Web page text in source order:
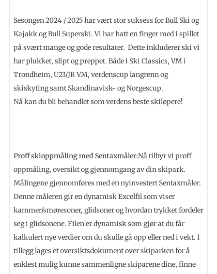
Sesongen 2024 / 2025 har vært stor suksess for Bull Ski og
Kajakk og Bull Superski. Vi har hatt en finger med i spillet
på svært mange og gode resultater. Dette inkluderer ski vi
har plukket, slipt og preppet. Både i Ski Classics, VM i
Trondheim, U23/JR VM, verdenscup langrenn og
skiskyting samt Skandinavisk- og Norgescup.
Nå kan du bli behandlet som verdens beste skiløpere!
Proff skioppmåling med Sentaxmåler:Nå tilbyr vi proff
oppmåling, oversikt og gjennomgang av din skipark.
Målingene gjennomføres med en nyinvestert Sentaxmåler.
Denne måleren gir en dynamisk Excelfil som viser
kammer/smøresoner, glidsoner og hvordan trykket fordeler
seg i glidsonene. Filen er dynamisk som gjør at du får
kalkulert nye verdier om du skulle gå opp eller ned i vekt. I
tillegg lages et oversiktsdokument over skiparken for å
enklest mulig kunne sammenligne skiparene dine, finne